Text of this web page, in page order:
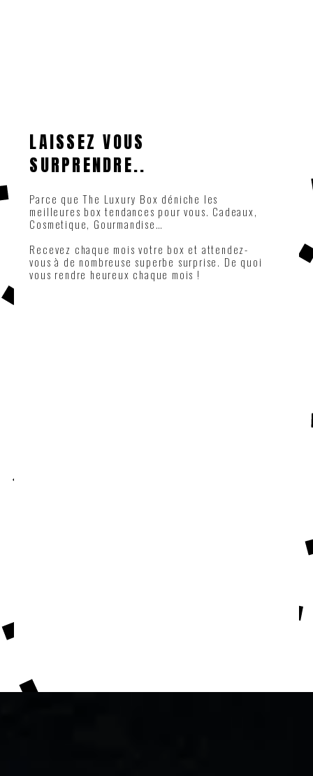
LAISSEZ VOUS
SURPRENDRE..
Parce que The Luxury Box déniche les
meilleures box tendances pour vous. Cadeaux,
Cosmetique, Gourmandise…
Recevez chaque mois votre box et attendez-
vous à de nombreuse superbe surprise. De quoi
vous rendre heureux chaque mois !